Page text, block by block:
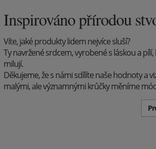
Inspirováno přírodou
Víte, jaké produkty lidem nejvíce sluší?
Ty navržené srdcem, vyrobené s láskou a
milují.
Děkujeme, že s námi sdílíte naše hodnoty a
malými, ale významnými krůčky měníme